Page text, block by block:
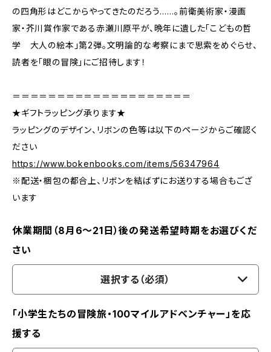
の四角形はどこからやってきたのだろう……。前衛美術家・漫画
家・芥川賞作家である赤瀬川原平が、晩年に遺した「こどもの哲
学 大人の絵本」第2弾。文明論的な考察にまで思索をめぐらせ、
読者を「眼の冒険」にご招待します！
＝＝＝＝＝＝＝＝＝＝＝＝＝＝＝＝＝＝＝＝
★ギフトラッピング承ります★
ラッピングのデザイン、リボンの色等は以下のページからご確認く
ださい
https://www.bokenbooks.com/items/56347964
※配送・梱包の都合上、リボンを結ばずにお送りする場合もござ
います
休業期間（8月6〜21日）後の発送希望時期をお選びくだ
さい
選択する（必須）
「小学生たちの冒険旅・100マイルアドベンチャー」を応
援する